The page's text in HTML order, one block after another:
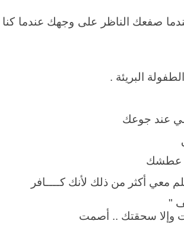
صفعك الناظر على وجهك عندما كنا
البريئة .
عند جوعك
عطشك
معي أكثر من ذلك لأنك كــــافر
"
سحقتك .. أصمت